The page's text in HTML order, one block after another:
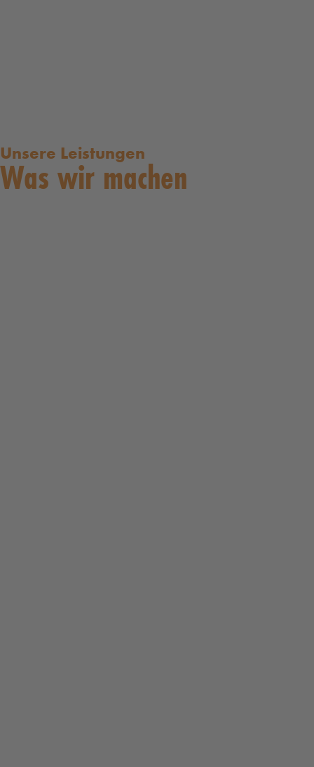
Unsere Leistungen
Was wir machen